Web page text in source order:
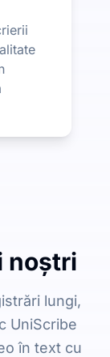
noștri
lungi,
UniScribe
în text cu